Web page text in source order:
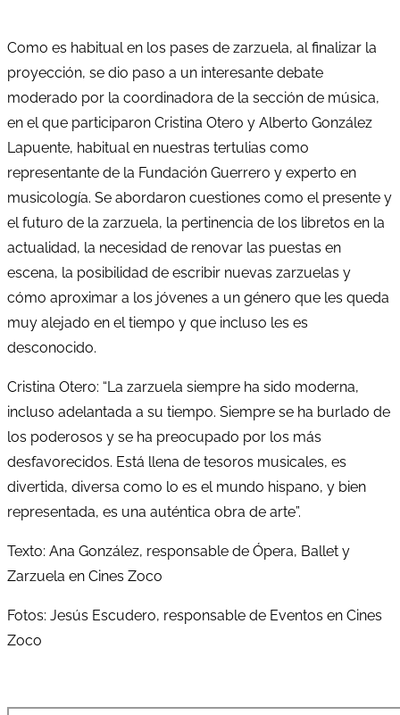
Como es habitual en los pases de zarzuela, al finalizar la
proyección, se dio paso a un interesante debate
moderado por la coordinadora de la sección de música,
en el que participaron Cristina Otero y Alberto González
Lapuente, habitual en nuestras tertulias como
representante de la Fundación Guerrero y experto en
musicología. Se abordaron cuestiones como el presente y
el futuro de la zarzuela, la pertinencia de los libretos en la
actualidad, la necesidad de renovar las puestas en
escena, la posibilidad de escribir nuevas zarzuelas y
cómo aproximar a los jóvenes a un género que les queda
muy alejado en el tiempo y que incluso les es
desconocido.
Cristina Otero: “La zarzuela siempre ha sido moderna,
incluso adelantada a su tiempo. Siempre se ha burlado de
los poderosos y se ha preocupado por los más
desfavorecidos. Está llena de tesoros musicales, es
divertida, diversa como lo es el mundo hispano, y bien
representada, es una auténtica obra de arte”.
Texto: Ana González, responsable de Ópera, Ballet y
Zarzuela en Cines Zoco
Fotos: Jesús Escudero, responsable de Eventos en Cines
Zoco